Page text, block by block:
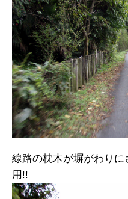
線路の枕木が塀がわり
用!!